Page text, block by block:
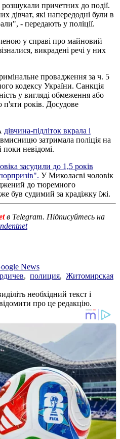
причетних до події.
дівчат, які напередодні були в
- передають у поліції.
у справі про майновий
викрадені речі у них
провадження за ч. 5
кодексу України. Санкція
у вигляді обмеження або
п'яти років. Досудове
дівчина-підліток вкрала і
затримала поліція на
поки невідомі.
засудили до 1,5 років
У Миколаєві чоловік
до тюремного
був судимий за крадіжку їжі.
в Telegram. Підписуйтесь на
News
, полиция, Житомирская
необхідний текст і
про це редакцію.